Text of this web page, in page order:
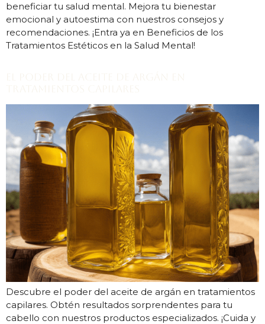
beneficiar tu salud mental. Mejora tu bienestar
emocional y autoestima con nuestros consejos y
recomendaciones. ¡Entra ya en Beneficios de los
Tratamientos Estéticos en la Salud Mental!
Descubre el poder del aceite de argán en tratamientos
capilares. Obtén resultados sorprendentes para tu
cabello con nuestros productos especializados. ¡Cuida y